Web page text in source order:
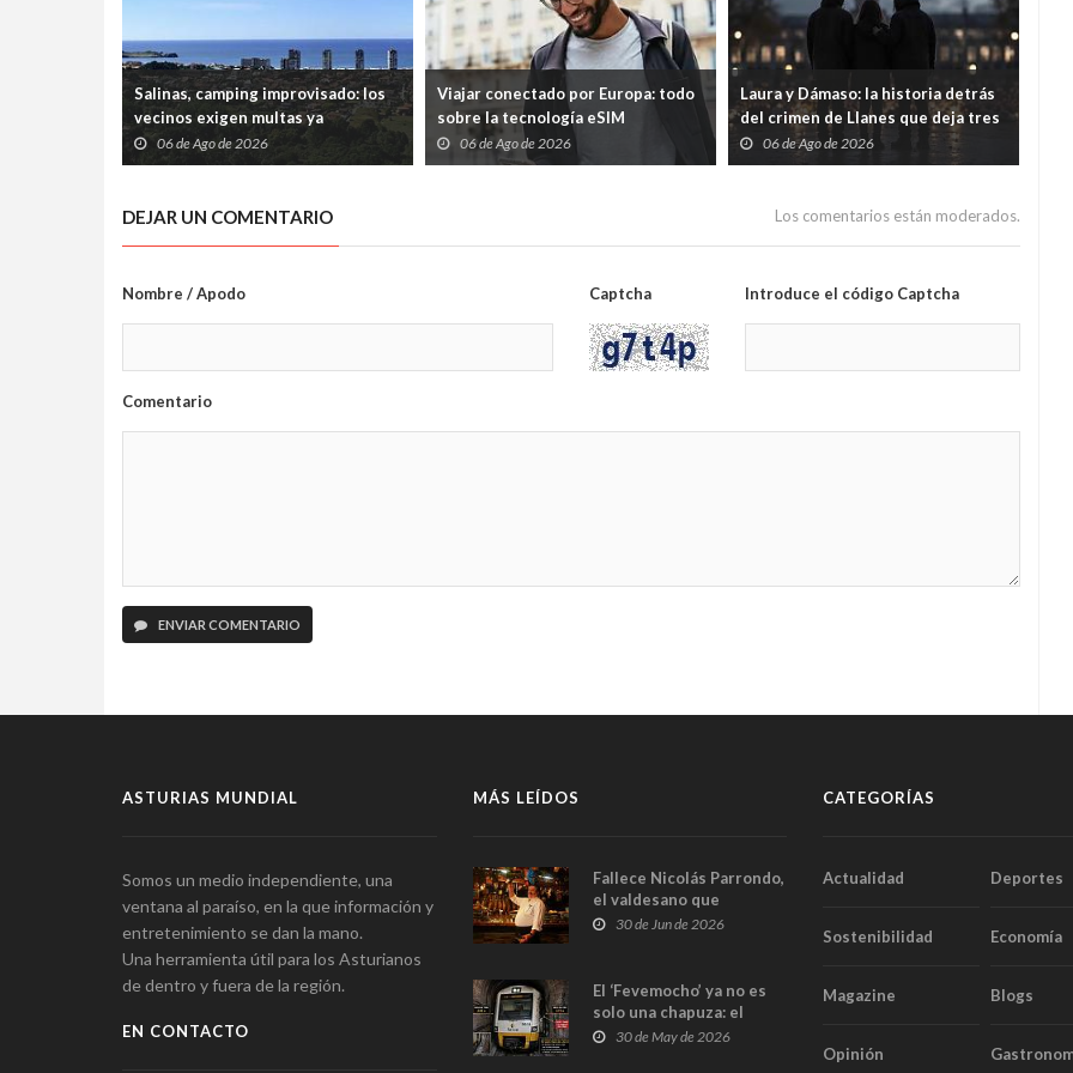
Salinas, camping improvisado: los
vecinos exigen multas ya
06 de Ago de 2026
Viajar conectado por Europa: todo
sobre la tecnología eSIM
06 de Ago de 2026
Laura y Dámaso: la historia detrás
del crimen de Llanes que deja tres
hijos huérfanos
06 de Ago de 2026
DEJAR UN COMENTARIO Los comentarios están moderados.
Nombre / Apodo Captcha Introduce el código Captcha
Comentario
ENVIAR COMENTARIO
ASTURIAS MUNDIAL
Somos un medio independiente, una
ventana al paraíso, en la que información y
entretenimiento se dan la mano.
Una herramienta útil para los Asturianos
de dentro y fuera de la región.
EN CONTACTO
MÁS LEÍDOS
Fallece Nicolás Parrondo,
el valdesano que
convirtió Casa Parrondo
30 de Jun de 2026
El ‘Fevemocho’ ya no es
solo una chapuza: el
Tribunal de Cuentas cifra
30 de May de 2026
CATEGORÍAS
Actualidad Deportes
Sostenibilidad Economía
Magazine Blogs
Opinión